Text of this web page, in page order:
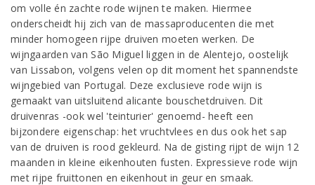
om volle én zachte rode wijnen te maken. Hiermee
onderscheidt hij zich van de massaproducenten die met
minder homogeen rijpe druiven moeten werken. De
wijngaarden van São Miguel liggen in de Alentejo, oostelijk
van Lissabon, volgens velen op dit moment het spannendste
wijngebied van Portugal. Deze exclusieve rode wijn is
gemaakt van uitsluitend alicante bouschetdruiven. Dit
druivenras -ook wel 'teinturier' genoemd- heeft een
bijzondere eigenschap: het vruchtvlees en dus ook het sap
van de druiven is rood gekleurd. Na de gisting rijpt de wijn 12
maanden in kleine eikenhouten fusten. Expressieve rode wijn
met rijpe fruittonen en eikenhout in geur en smaak.